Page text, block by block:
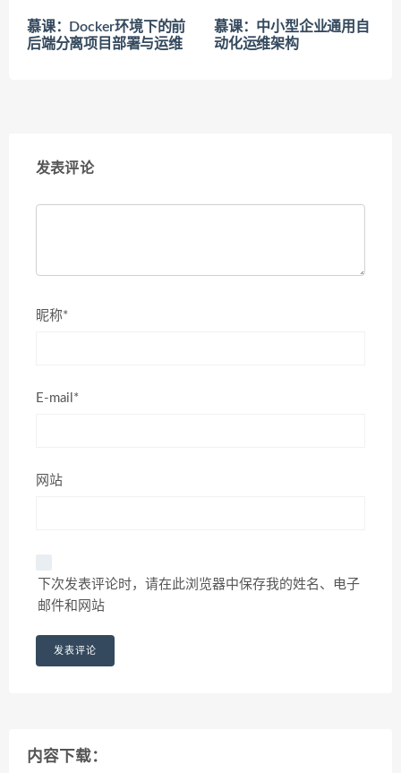
慕课：Docker环境下的前
后端分离项目部署与运维
慕课：中小型企业通用自
动化运维架构
发表评论
昵称*
E-mail*
网站
下次发表评论时，请在此浏览器中保存我的姓名、电子
邮件和网站
内容下载：